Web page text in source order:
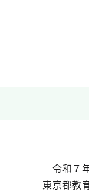
令和７
東京都教